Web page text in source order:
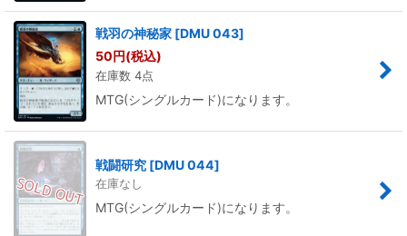
戦羽の神秘家 [DMU 043]
50円(税込)
在庫数 4点
MTG(シングルカード)になります。
戦闘研究 [DMU 044]
在庫なし
MTG(シングルカード)になります。